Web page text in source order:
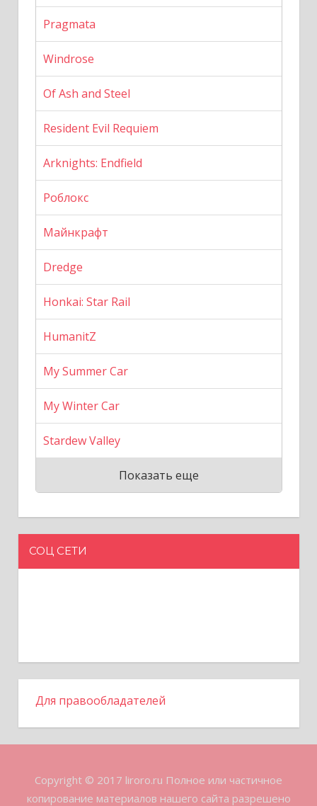
Pragmata
Windrose
Of Ash and Steel
Resident Evil Requiem
Arknights: Endfield
Роблокс
Майнкрафт
Dredge
Honkai: Star Rail
HumanitZ
My Summer Car
My Winter Car
Stardew Valley
Показать еще
СОЦ СЕТИ
Для правообладателей
Copyright © 2017 liroro.ru Полное или частичное
копирование материалов нашего сайта разрешено